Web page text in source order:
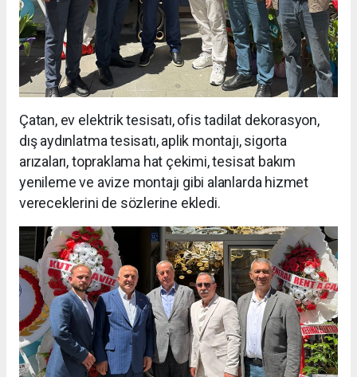
Çatan, ev elektrik tesisatı, ofis tadilat dekorasyon,
dış aydınlatma tesisatı, aplik montajı, sigorta
arızaları, topraklama hat çekimi, tesisat bakım
yenileme ve avize montajı gibi alanlarda hizmet
vereceklerini de sözlerine ekledi.